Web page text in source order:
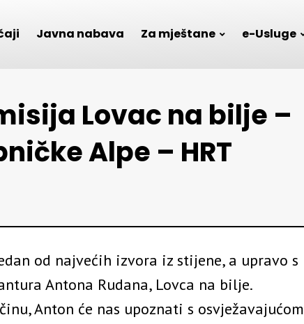
Javna nabava Za mještane e-Usluge
Lovac na bilje –
Alpe – HRT
od najvećih izvora iz stijene, a upravo s
Antona Rudana, Lovca na bilje.
Anton će nas upoznati s osvježavajućom